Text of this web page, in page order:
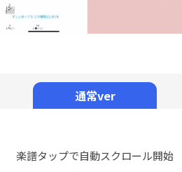
通常ver
楽譜タップで自動スクロール開始